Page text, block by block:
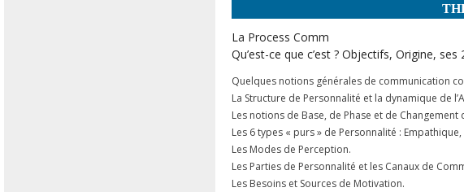
La Process Comm
Qu’est-ce que c’est ? Objectifs, Origine, ses
Quelques notions générales de communication
La Structure de Personnalité et la dynamique de
Les notions de Base, de Phase et de Changement
Les 6 types « purs » de Personnalité :
Les Modes de Perception.
Les Parties de Personnalité et les Canaux de
Les Besoins et Sources de Motivation.